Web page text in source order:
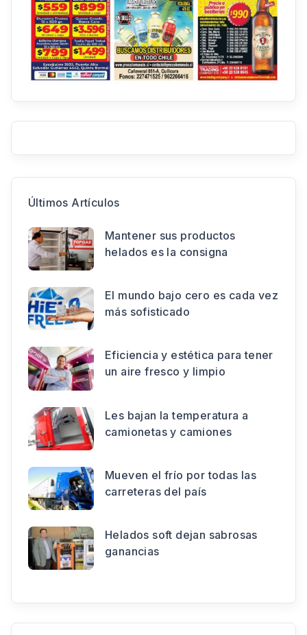
Últimos Artículos
Mantener sus productos
helados es la consigna
El mundo bajo cero es cada vez
más sofisticado
Eficiencia y estética para tener
un aire fresco y limpio
Les bajan la temperatura a
camionetas y camiones
Mueven el frío por todas las
carreteras del país
Helados soft dejan sabrosas
ganancias